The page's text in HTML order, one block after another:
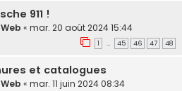
911 !
Web « mar. 20 août 2024 15:44
1 … 45 46 47 48
et catalogues
Web « mar. 11 juin 2024 08:34